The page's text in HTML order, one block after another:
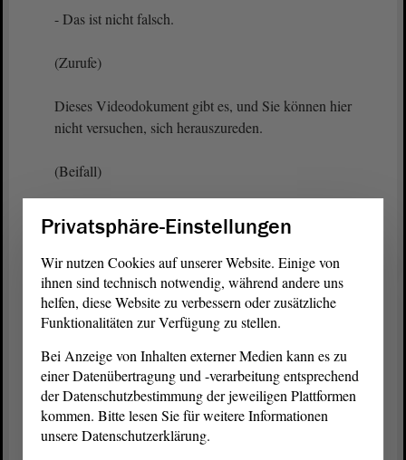
- Das ist nicht falsch.
(Zurufe)
Dieses Videodokument gibt es, und Sie können hier
nicht versuchen, sich herauszureden.
(Beifall)
(Beifall)
Sie sind Parlamentsextremisten! - Vielen Dank.
Zurück zur Landtagssitzung
Privatsphäre-Einstellungen
Wir nutzen Cookies auf unserer Website. Einige von
ihnen sind technisch notwendig, während andere uns
helfen, diese Website zu verbessern oder zusätzliche
Funktionalitäten zur Verfügung zu stellen.
Bei Anzeige von Inhalten externer Medien kann es zu
einer Datenübertragung und -verarbeitung entsprechend
der Datenschutzbestimmung der jeweiligen Plattformen
kommen. Bitte lesen Sie für weitere Informationen
unsere Datenschutzerklärung.